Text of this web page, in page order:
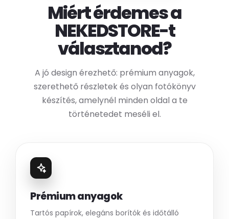
Miért érdemes a
NEKEDSTORE-t
választanod?
A jó design érezhető: prémium anyagok,
szerethető részletek és olyan fotókönyv
készítés, amelynél minden oldal a te
történetedet meséli el.
Prémium anyagok
Tartós papírok, elegáns borítók és időtálló